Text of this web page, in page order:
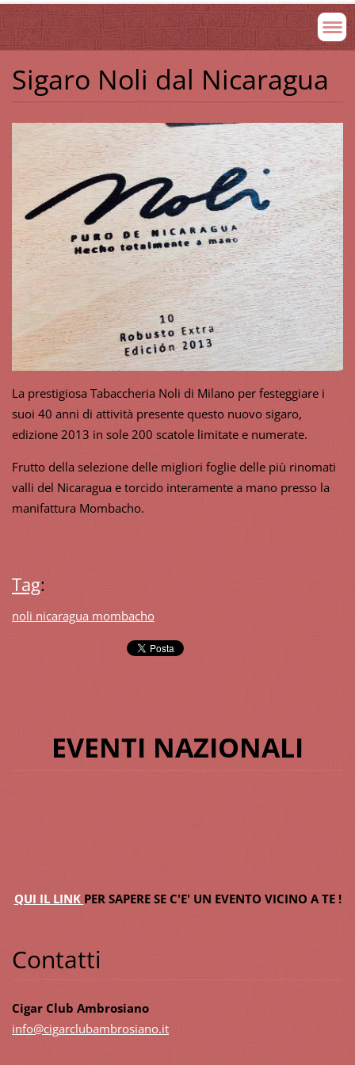
Sigaro Noli dal Nicaragua
La prestigiosa Tabaccheria Noli di Milano per festeggiare i
suoi 40 anni di attività presente questo nuovo sigaro,
edizione 2013 in sole 200 scatole limitate e numerate.
Frutto della selezione delle migliori foglie delle più rinomati
valli del Nicaragua e torcido interamente a mano presso la
manifattura Mombacho.
Tag:
noli nicaragua mombacho
EVENTI NAZIONALI
QUI IL LINK PER SAPERE SE C'E' UN EVENTO VICINO A TE !
Contatti
Cigar Club Ambrosiano
info@cigarclubambrosiano.it